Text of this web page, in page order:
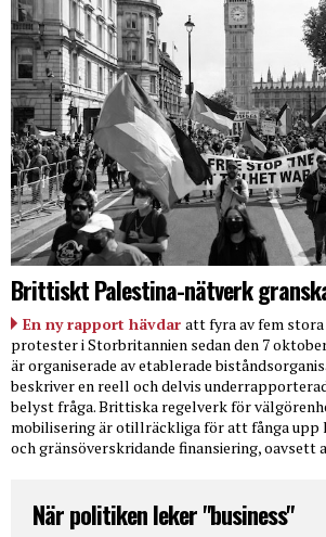
Brittiskt Palestina-nätverk
En ny rapport hävdar att fyra av fem
protester i Storbritannien sedan den 7
är organiserade av etablerade
beskriver en reell och delvis
belyst fråga. Brittiska regelverk för
mobilisering är otillräckliga för att fånga upp
och gränsöverskridande finansiering, oavsett
När politiken leker "business"